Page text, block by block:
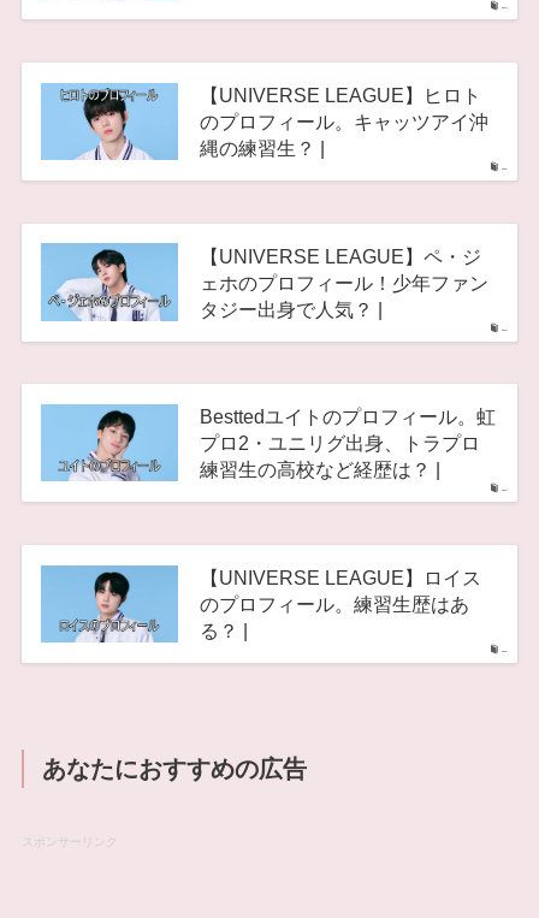
–
–
【UNIVERSE LEAGUE】ヒロト
のプロフィール。キャッツアイ沖
縄の練習生？ |
–
【UNIVERSE LEAGUE】ペ・ジ
ェホのプロフィール！少年ファン
タジー出身で人気？ |
–
Besttedユイトのプロフィール。虹
プロ2・ユニリグ出身、トラプロ
練習生の高校など経歴は？ |
–
【UNIVERSE LEAGUE】ロイス
のプロフィール。練習生歴はあ
る？ |
あなたにおすすめの広告
スポンサーリンク